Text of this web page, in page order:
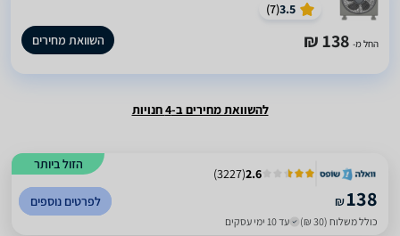
3.5
(
7
)
החל מ- 138 ₪ השוואת מחירים
להשוואת מחירים ב-4 חנויות
הזול ביותר
2.6
(
3227
)
₪138
כולל משלוח (30 ₪) עד 10 ימי עסקים
לפרטים נוספים